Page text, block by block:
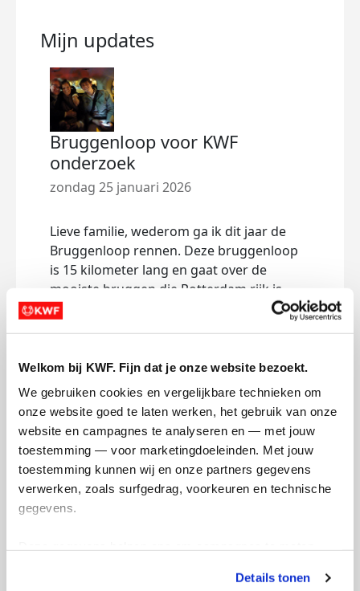
Welkom bij KWF. Fijn dat je onze website bezoekt.
We gebruiken cookies en vergelijkbare technieken om
onze website goed te laten werken, het gebruik van onze
website en campagnes te analyseren en — met jouw
toestemming — voor marketingdoeleinden. Met jouw
toestemming kunnen wij en onze partners gegevens
verwerken, zoals surfgedrag, voorkeuren en technische
gegevens.
tonen. Je kunt je toestemming op elk moment wijzigen of
Details tonen
Mijn updates
Bruggenloop voor KWF
onderzoek
zondag 25 januari 2026
Lieve familie, wederom ga ik dit jaar de
Bruggenloop rennen. Deze bruggenloop
is 15 kilometer lang en gaat over de
mooiste bruggen die Rotterdam rijk is.
Hierbij probeer ik natuurlijk een zo snel
laten kussen. Deze loop ren ik natuurlijk
niet voor niks, ik doe wederom mee voor
kwf. Ik hoop hier zoveel mogelijk geld mee
op te halen en heb jullie hulp daarvoor
hard nodig! Mijn streven is om richting de
500€ te gaan.
Elke euro helpt. Alvast bedankt!
Louk's badges